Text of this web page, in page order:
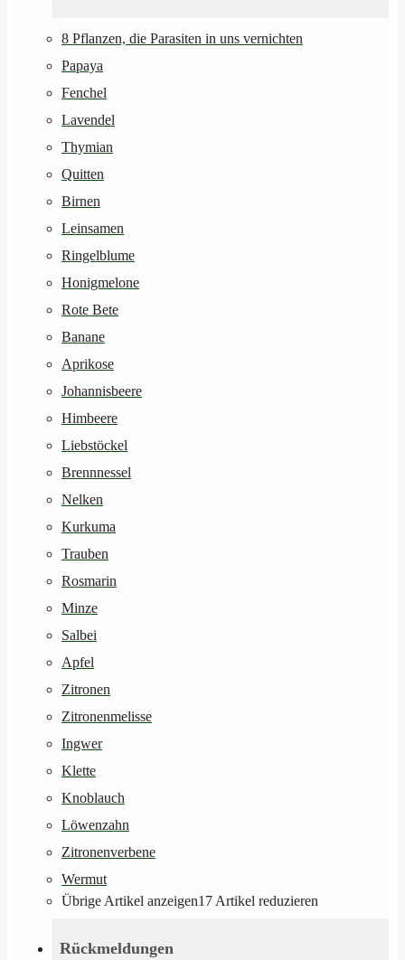
8 Pflanzen, die Parasiten in uns vernichten
Papaya
Fenchel
Lavendel
Thymian
Quitten
Birnen
Leinsamen
Ringelblume
Honigmelone
Rote Bete
Banane
Aprikose
Johannisbeere
Himbeere
Liebstöckel
Brennnessel
Nelken
Kurkuma
Trauben
Rosmarin
Minze
Salbei
Apfel
Zitronen
Zitronenmelisse
Ingwer
Klette
Knoblauch
Löwenzahn
Zitronenverbene
Wermut
Übrige Artikel anzeigen17 Artikel reduzieren
Rückmeldungen